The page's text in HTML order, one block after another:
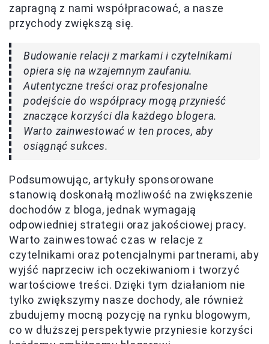
zapragną z nami współpracować, a nasze
przychody zwiększą się.
Budowanie relacji z markami i czytelnikami
opiera się na wzajemnym zaufaniu.
Autentyczne treści oraz profesjonalne
podejście do współpracy mogą przynieść
znaczące korzyści dla każdego blogera.
Warto zainwestować w ten proces, aby
osiągnąć sukces.
Podsumowując, artykuły sponsorowane
stanowią doskonałą możliwość na zwiększenie
dochodów z bloga, jednak wymagają
odpowiedniej strategii oraz jakościowej pracy.
Warto zainwestować czas w relacje z
czytelnikami oraz potencjalnymi partnerami, aby
wyjść naprzeciw ich oczekiwaniom i tworzyć
wartościowe treści. Dzięki tym działaniom nie
tylko zwiększymy nasze dochody, ale również
zbudujemy mocną pozycję na rynku blogowym,
co w dłuższej perspektywie przyniesie korzyści